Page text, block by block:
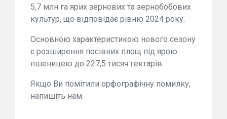
5,7 млн га ярих зернових та зернобобових
культур, що відповідає рівню 2024 року.
Основною характеристикою нового сезону
є розширення посівних площ під ярою
пшеницею до 227,5 тисяч гектарів.
Якщо Ви помітили орфографічну помилку,
напишіть нам.